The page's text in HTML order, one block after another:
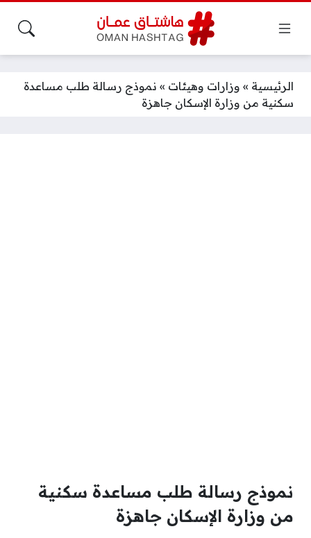
الرئيسية » وزارات وهيئات » نموذج رسالة طلب مساعدة
سكنية من وزارة الإسكان جاهزة
نموذج رسالة طلب مساعدة سكنية
من وزارة الإسكان جاهزة